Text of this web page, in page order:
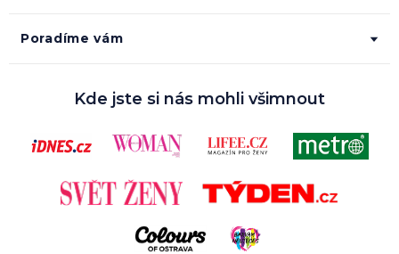
Poradíme vám
Kde jste si nás mohli všimnout